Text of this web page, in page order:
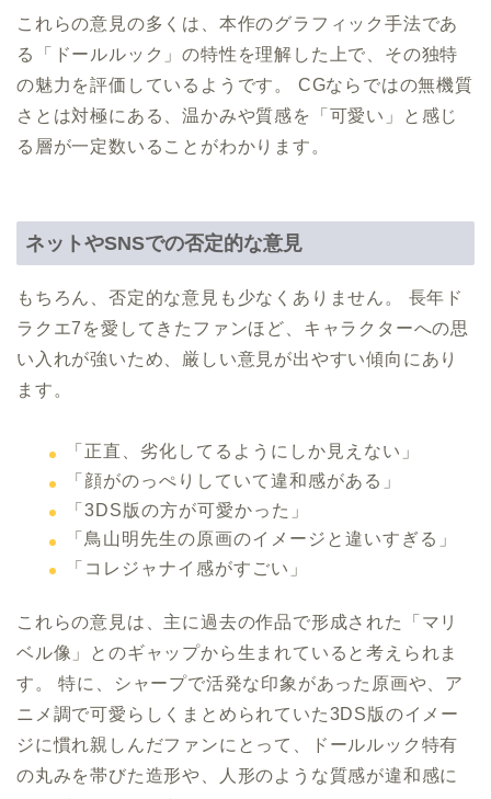
これらの意見の多くは、本作のグラフィック手法であ
る「ドールルック」の特性を理解した上で、その独特
の魅力を評価しているようです。 CGならではの無機質
さとは対極にある、温かみや質感を「可愛い」と感じ
る層が一定数いることがわかります。
ネットやSNSでの否定的な意見
もちろん、否定的な意見も少なくありません。 長年ド
ラクエ7を愛してきたファンほど、キャラクターへの思
い入れが強いため、厳しい意見が出やすい傾向にあり
ます。
「正直、劣化してるようにしか見えない」
「顔がのっぺりしていて違和感がある」
「3DS版の方が可愛かった」
「鳥山明先生の原画のイメージと違いすぎる」
「コレジャナイ感がすごい」
これらの意見は、主に過去の作品で形成された「マリ
ベル像」とのギャップから生まれていると考えられま
す。 特に、シャープで活発な印象があった原画や、ア
ニメ調で可愛らしくまとめられていた3DS版のイメー
ジに慣れ親しんだファンにとって、ドールルック特有
の丸みを帯びた造形や、人形のような質感が違和感に